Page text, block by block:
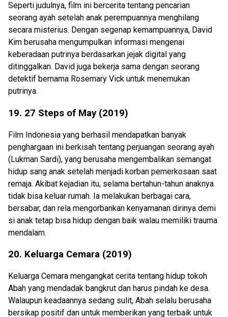
Seperti judulnya, film ini bercerita tentang pencarian
seorang ayah setelah anak perempuannya menghilang
secara misterius. Dengan segenap kemampuannya, David
Kim berusaha mengumpulkan informasi mengenai
keberadaan putrinya berdasarkan jejak digital yang
ditinggalkan. David juga bekerja sama dengan seorang
detektif bernama Rosemary Vick untuk menemukan
putrinya.
19. 27 Steps of May (2019)
Film Indonesia yang berhasil mendapatkan banyak
penghargaan ini berkisah tentang perjuangan seorang ayah
(Lukman Sardi), yang berusaha mengembalikan semangat
hidup sang anak setelah menjadi korban pemerkosaan saat
remaja. Akibat kejadian itu, selama bertahun-tahun anaknya
tidak bisa keluar rumah. Ia melakukan berbagai cara,
bersabar, dan rela mengorbankan kenyamanan dirinya demi
si anak tetap bisa hidup dengan baik walau memiliki trauma
mendalam.
20. Keluarga Cemara (2019)
Keluarga Cemara mengangkat cerita tentang hidup tokoh
Abah yang mendadak bangkrut dan harus pindah ke desa.
Walaupun keadaannya sedang sulit, Abah selalu berusaha
bersikap positif dan untuk memberikan yang terbaik untuk